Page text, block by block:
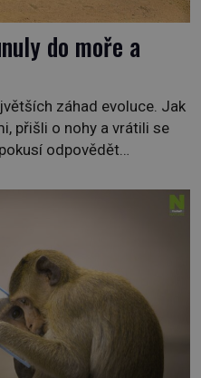
do moře a
záhad evoluce. Jak
přišli o nohy a vrátili se
odpovědět
ve 20:00 na televizní